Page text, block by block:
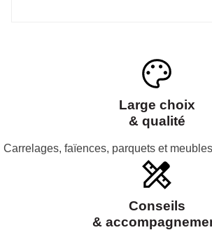
Large choix
& qualité
Carrelages, faïences, parquets et
Conseils
&